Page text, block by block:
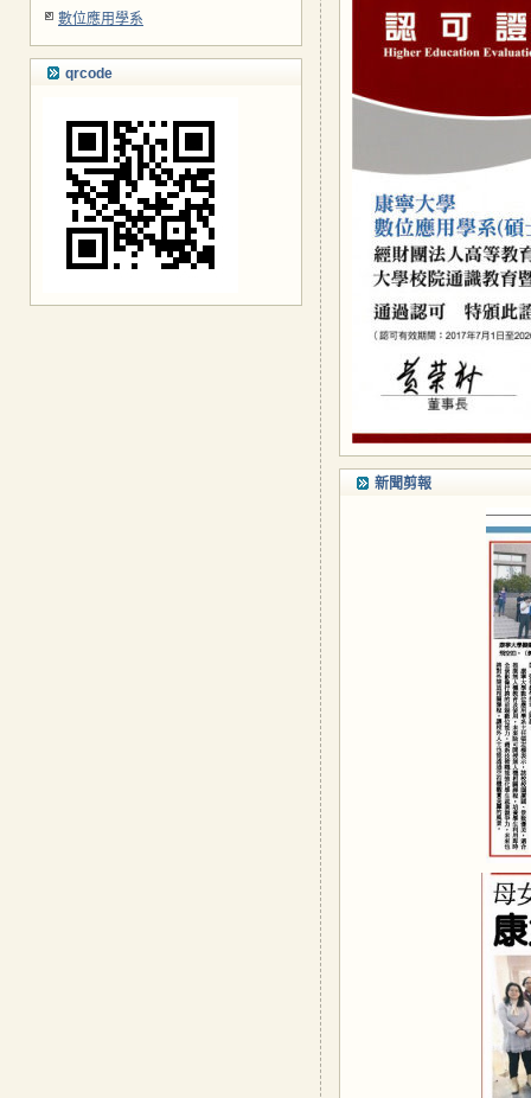
數位應用學系
qrcode
新聞剪報